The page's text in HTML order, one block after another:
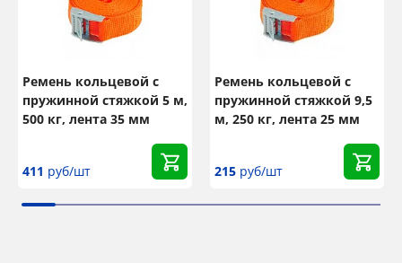
Ремень кольцевой с
пружинной стяжкой 5 м,
500 кг, лента 35 мм
411 руб/шт
Ремень кольцевой с
пружинной стяжкой 9,5
м, 250 кг, лента 25 мм
215 руб/шт